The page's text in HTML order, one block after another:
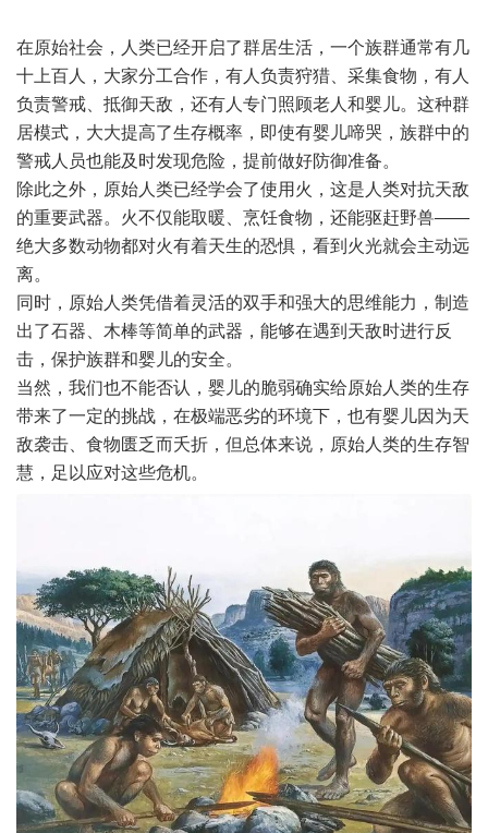
在原始社会，人类已经开启了群居生活，一个族群通常有几
十上百人，大家分工合作，有人负责狩猎、采集食物，有人
负责警戒、抵御天敌，还有人专门照顾老人和婴儿。这种群
居模式，大大提高了生存概率，即使有婴儿啼哭，族群中的
警戒人员也能及时发现危险，提前做好防御准备。
除此之外，原始人类已经学会了使用火，这是人类对抗天敌
的重要武器。火不仅能取暖、烹饪食物，还能驱赶野兽——
绝大多数动物都对火有着天生的恐惧，看到火光就会主动远
离。
同时，原始人类凭借着灵活的双手和强大的思维能力，制造
出了石器、木棒等简单的武器，能够在遇到天敌时进行反
击，保护族群和婴儿的安全。
当然，我们也不能否认，婴儿的脆弱确实给原始人类的生存
带来了一定的挑战，在极端恶劣的环境下，也有婴儿因为天
敌袭击、食物匮乏而夭折，但总体来说，原始人类的生存智
慧，足以应对这些危机。